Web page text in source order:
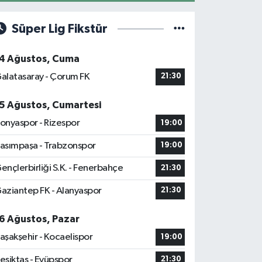
Süper Lig Fikstür
Ağustos, Cuma
- Çorum FK
21:30
Ağustos, Cumartesi
- Rizespor
19:00
- Trabzonspor 19:00
S.K. - Fenerbahçe 21:30
FK - Alanyaspor 21:30
Ağustos, Pazar
- Kocaelispor
19:00
- Eyüpspor 21:30